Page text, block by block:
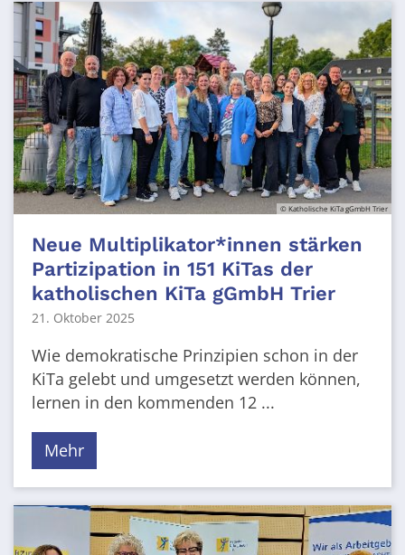
© Katholische KiTa gGmbH Trier
Neue Multiplikator*innen stärken
Partizipation in 151 KiTas der
katholischen KiTa gGmbH Trier
21. Oktober 2025
Wie demokratische Prinzipien schon in der
KiTa gelebt und umgesetzt werden können,
lernen in den kommenden 12 ...
Mehr